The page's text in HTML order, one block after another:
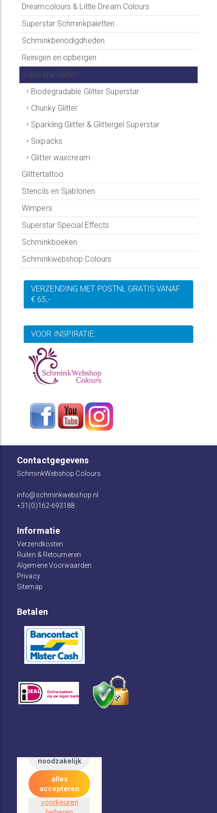
Dreamcolours & Little Dream Colours
Superstar Schminkpaletten
Schminkbenodigdheden
Reinigen en opbergen
Superstar Glitter
Biodegradable Glitter Superstar
Chunky Glitter
Sparkling Glitter & Glittergel Superstar
Sixpacks
Glitter waxcream
Glittertattoo
Stencils en Sjablonen
Wimpers
Superstar Special Effects
Schminkboeken
Schminkwebshop Colours
VERZENDING MET POSTNL GRATIS VANAF
€ 65,-
VOOR INSPIRATIE:
Contactgegevens
SchminkWebshop Colours
info@schminkwebshop.nl
+31(0)162-693188
Informatie
Verzendkosten
Ruilen & Retourneren
Algemene Voorwaarden
Privacy
Sitemap
Betalen